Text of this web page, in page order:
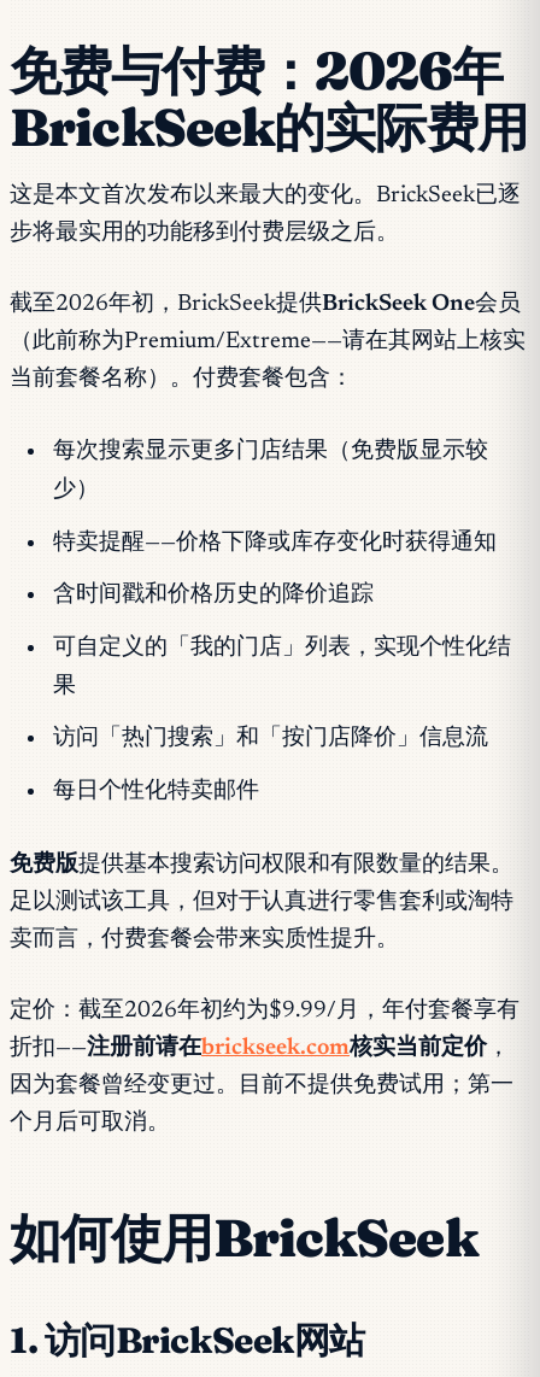
免费与付费：2026年
BrickSeek的实际费用
这是本文首次发布以来最大的变化。BrickSeek已逐
步将最实用的功能移到付费层级之后。
截至2026年初，BrickSeek提供BrickSeek One会员
（此前称为Premium/Extreme——请在其网站上核实
当前套餐名称）。付费套餐包含：
每次搜索显示更多门店结果（免费版显示较
少）
特卖提醒——价格下降或库存变化时获得通知
含时间戳和价格历史的降价追踪
可自定义的「我的门店」列表，实现个性化结
果
访问「热门搜索」和「按门店降价」信息流
每日个性化特卖邮件
免费版提供基本搜索访问权限和有限数量的结果。
足以测试该工具，但对于认真进行零售套利或淘特
卖而言，付费套餐会带来实质性提升。
定价：截至2026年初约为$9.99/月，年付套餐享有
折扣——注册前请在brickseek.com核实当前定价，
因为套餐曾经变更过。目前不提供免费试用；第一
个月后可取消。
如何使用BrickSeek
1. 访问BrickSeek网站